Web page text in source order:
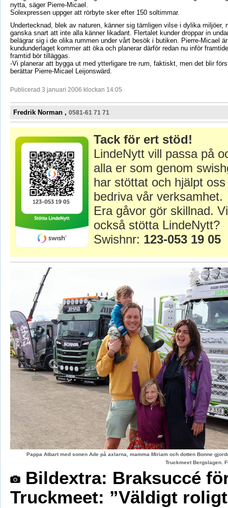
nytta, säger Pierre-Micael.
Solexpressen uppger att rörbyte sker efter 150 soltimmar.
Undertecknad, blek av naturen, känner sig tämligen vilse i dylika miljöer,
ganska snart att inte alla känner likadant. Flertalet kunder droppar in
belägrar sig i de olika rummen under vårt besök i butiken. Pierre-Micael
kundunderlaget kommer att öka och planerar därför redan nu inför
framtid bör tilläggas.
-Vi planerar att bygga ut med ytterligare tre rum, faktiskt, men det blir
berättar Pierre-Micael Leijonswärd.
Publicerad 3 januari 2006 klockan 14:05
Fredrik Norman , 0581-61 71 71
Tack för ert stöd!
LindeNytt vill passa på
alla er som genom
har stöttat och hjälpt
bedriva vår verksamhet.
Era gåvor gör skillnad.
också stötta LindeNytt?
Swishnr: 123-053 19 05
Pappa Atbart med sonen Ade på axlarna, mamma Miriam och dotten Bonne
Truckmeet Bergslagen.
Bildextra: Braksuccé
Truckmeet: ”Väldigt